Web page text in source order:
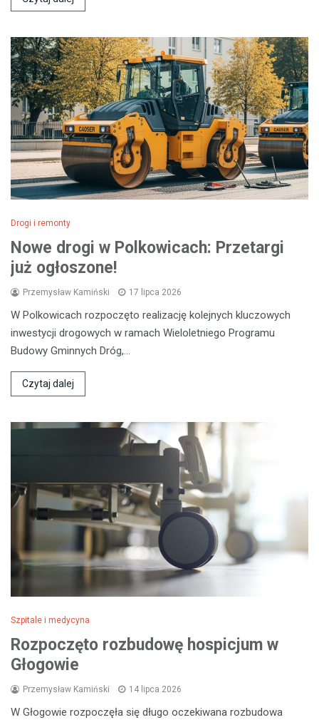
Drogi i remonty
Nowe drogi w Polkowicach: Przetargi
już ogłoszone!
Przemysław Kamiński 17 lipca 2026
W Polkowicach rozpoczęto realizację kolejnych kluczowych
inwestycji drogowych w ramach Wieloletniego Programu
Budowy Gminnych Dróg,…
Czytaj dalej
Szpitale i medycyna
Rozpoczęto rozbudowę hospicjum w
Głogowie
Przemysław Kamiński 14 lipca 2026
W Głogowie rozpoczęła się długo oczekiwana rozbudowa